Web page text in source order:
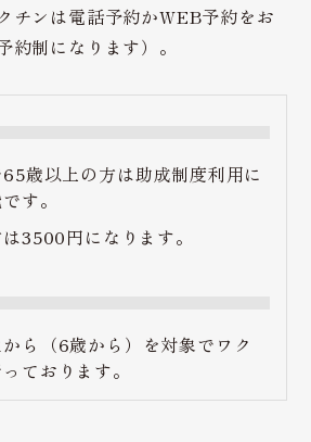
チンは電話予約かWEB予約をお
約制になります）。
歳以上の方は助成制度利用に
す。
3500円になります。
ら（6歳から）を対象でワク
ております。